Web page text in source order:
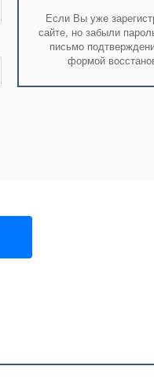
Если Вы уже
сайте, но забыли
письмо
формой